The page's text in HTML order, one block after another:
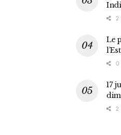
2
Le
l’Est
0
17
2